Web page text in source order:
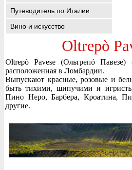
Путеводитель по Италии
Вино и искусство
Oltrepò
Oltrepò Pavese (Ольтрепó Павезе)
расположенная в Ломбардии.
Выпускают красные, розовые и
быть тихими, шипучими и
Пино Неро, Барбера, Кроатина,
другие.